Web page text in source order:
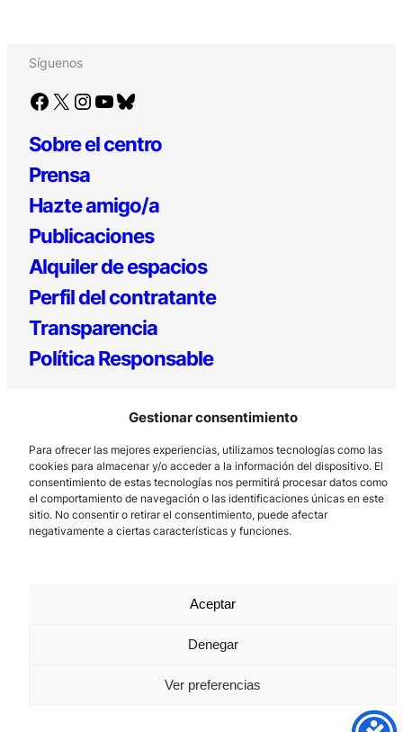
Gestionar consentimiento
Para ofrecer las mejores experiencias, utilizamos tecnologías como las
cookies para almacenar y/o acceder a la información del dispositivo. El
consentimiento de estas tecnologías nos permitirá procesar datos como
el comportamiento de navegación o las identificaciones únicas en este
sitio. No consentir o retirar el consentimiento, puede afectar
negativamente a ciertas características y funciones.
Aceptar
Denegar
Ver preferencias
Síguenos
Facebook X Instagram YouTube Bluesky
Sobre el centro
Prensa
Hazte amigo/a
Publicaciones
Alquiler de espacios
Perfil del contratante
Transparencia
Política Responsable
Los Prados, 121 – 33203 Gijón
985 185 577 – info@laboralcentrodearte.org